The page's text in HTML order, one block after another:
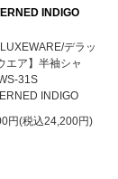
INDIGO
デラッ
エア】半袖シャ
31S
INDIGO
円(税込24,200円)